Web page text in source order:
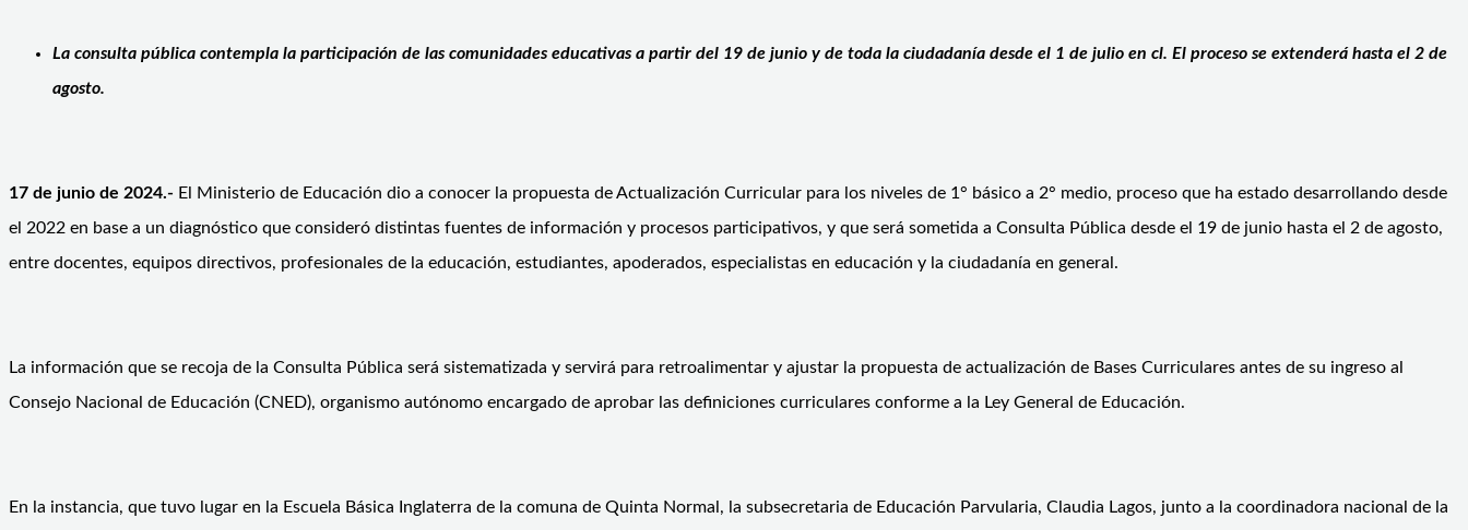
La consulta pública contempla la participación de las comunidades educativas a partir del 19 de junio y de toda la ciudadanía desde el 1 de julio en cl. El proceso se extenderá hasta el 2 de
agosto.
17 de junio de 2024.- El Ministerio de Educación dio a conocer la propuesta de Actualización Curricular para los niveles de 1° básico a 2° medio, proceso que ha estado desarrollando desde
el 2022 en base a un diagnóstico que consideró distintas fuentes de información y procesos participativos, y que será sometida a Consulta Pública desde el 19 de junio hasta el 2 de agosto,
entre docentes, equipos directivos, profesionales de la educación, estudiantes, apoderados, especialistas en educación y la ciudadanía en general.
La información que se recoja de la Consulta Pública será sistematizada y servirá para retroalimentar y ajustar la propuesta de actualización de Bases Curriculares antes de su ingreso al
Consejo Nacional de Educación (CNED), organismo autónomo encargado de aprobar las definiciones curriculares conforme a la Ley General de Educación.
En la instancia, que tuvo lugar en la Escuela Básica Inglaterra de la comuna de Quinta Normal, la subsecretaria de Educación Parvularia, Claudia Lagos, junto a la coordinadora nacional de la